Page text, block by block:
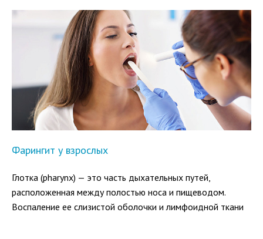
Фарингит у взрослых
Глотка (pharynx) — это часть дыхательных путей,
расположенная между полостью носа и пищеводом.
Воспаление ее слизистой оболочки и лимфоидной ткани